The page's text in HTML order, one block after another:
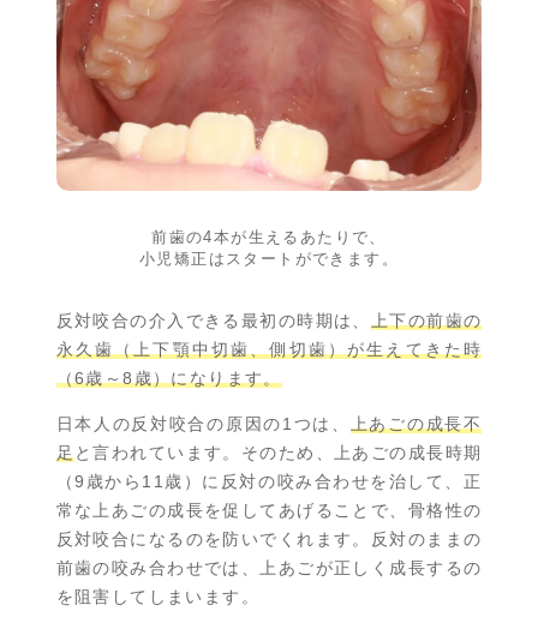
前歯の4本が生えるあたりで、
小児矯正はスタートができます。
反対咬合の介入できる最初の時期は、
上下の前歯の
永久歯（上下顎中切歯、側切歯）が生えてきた時
（6歳～8歳）になります。
日本人の反対咬合の原因の1つは、
上あごの成長不
足 と言われています。そのため、上あごの成長時期
（9歳から11歳）に反対の咬み合わせを治して、正
常な上あごの成長を促してあげることで、骨格性の
反対咬合になるのを防いでくれます。反対のままの
前歯の咬み合わせでは、上あごが正しく成長するの
を阻害してしまいます。